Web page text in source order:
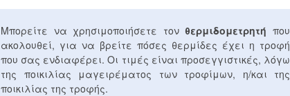
Μπορείτε να χρησιμοποιήσετε τονθερμιδομετρητή που
ακολουθεί, για να βρείτε πόσες θερμίδες έχει η τροφή
που σας ενδιαφέρει. Οι τιμές είναι προσεγγιστικές, λόγω
της ποικιλίας μαγειρέματος των τροφίμων, η/και της
ποικιλίας της τροφής.